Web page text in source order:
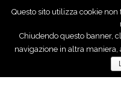
Anche tu, puoi
Questo sito utilizza cookie
Chiudendo questo banner,
navigazione in altra maniera,